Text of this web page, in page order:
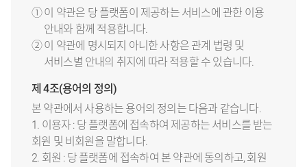
① 이 약관은 당 플랫폼이 제공하는 서비스에 관한 이용
안내와 함께 적용합니다.
② 이 약관에 명시되지 아니한 사항은 관계 법령 및
서비스별 안내의 취지에 따라 적용할 수 있습니다.
제 4조(용어의 정의)
본 약관에서 사용하는 용어의 정의는 다음과 같습니다.
1. 이용자 : 당 플랫폼에 접속하여 제공하는 서비스를 받는
회원 및 비회원을 말합니다.
2. 회원 : 당 플랫폼에 접속하여 본 약관에 동의하고, 회원